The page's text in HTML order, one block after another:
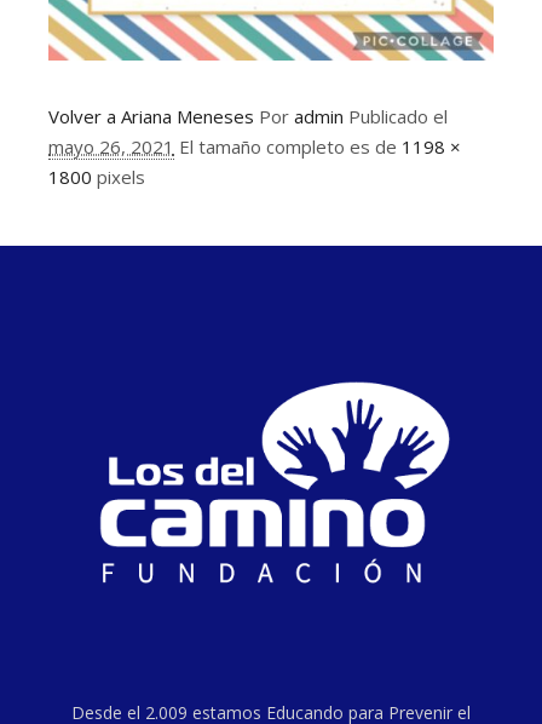
Volver a Ariana Meneses Por admin Publicado el
mayo 26, 2021 El tamaño completo es de 1198 ×
1800 pixels
Desde el 2.009 estamos Educando para Prevenir el